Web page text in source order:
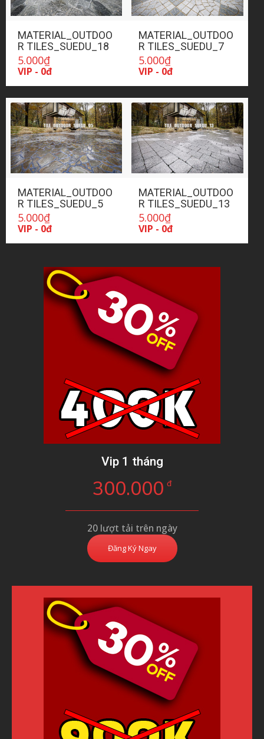
MATERIAL_OUTDOO
R TILES_SUEDU_18
5.000₫
VIP - 0đ
MATERIAL_OUTDOO
R TILES_SUEDU_7
5.000₫
VIP - 0đ
MATERIAL_OUTDOO
R TILES_SUEDU_5
5.000₫
VIP - 0đ
MATERIAL_OUTDOO
R TILES_SUEDU_13
5.000₫
VIP - 0đ
Vip 1 tháng
300.000 đ
20 lượt tải trên ngày
Đăng Ký Ngay